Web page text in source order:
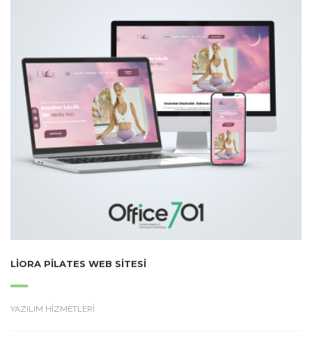
LIORA PILATES WEB SITESI
YAZILIM HİZMETLERİ